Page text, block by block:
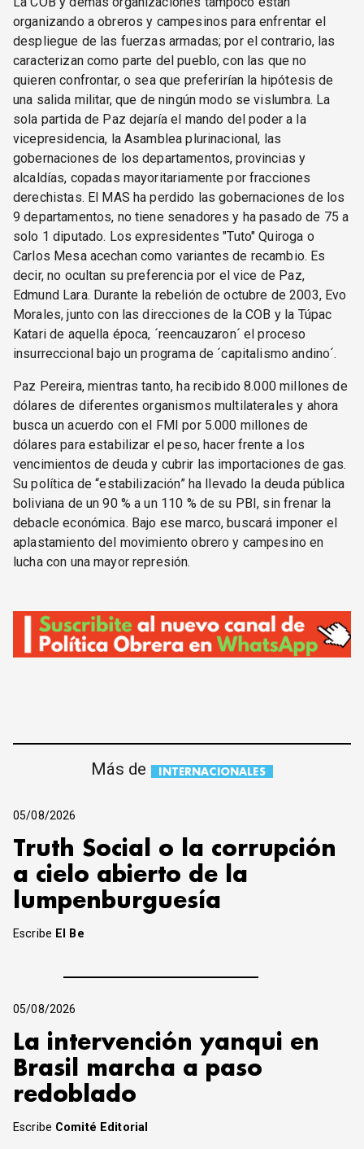
organizando a obreros y campesinos para enfrentar el
despliegue de las fuerzas armadas; por el contrario, las
caracterizan como parte del pueblo, con las que no
quieren confrontar, o sea que preferirían la hipótesis de
una salida militar, que de ningún modo se vislumbra. La
sola partida de Paz dejaría el mando del poder a la
vicepresidencia, la Asamblea plurinacional, las
gobernaciones de los departamentos, provincias y
alcaldías, copadas mayoritariamente por fracciones
derechistas. El MAS ha perdido las gobernaciones de los
9 departamentos, no tiene senadores y ha pasado de 75 a
solo 1 diputado. Los expresidentes "Tuto" Quiroga o
Carlos Mesa acechan como variantes de recambio. Es
decir, no ocultan su preferencia por el vice de Paz,
Edmund Lara. Durante la rebelión de octubre de 2003, Evo
Morales, junto con las direcciones de la COB y la Túpac
Katari de aquella época, ´reencauzaron´ el proceso
insurreccional bajo un programa de ´capitalismo andino´.
Paz Pereira, mientras tanto, ha recibido 8.000 millones de
dólares de diferentes organismos multilaterales y ahora
busca un acuerdo con el FMI por 5.000 millones de
dólares para estabilizar el peso, hacer frente a los
vencimientos de deuda y cubrir las importaciones de gas.
Su política de “estabilización” ha llevado la deuda pública
boliviana de un 90 % a un 110 % de su PBI, sin frenar la
debacle económica. Bajo ese marco, buscará imponer el
aplastamiento del movimiento obrero y campesino en
lucha con una mayor represión.
Más de INTERNACIONALES
05/08/2026
Truth Social o la corrupción
a cielo abierto de la
lumpenburguesía
Escribe El Be
05/08/2026
La intervención yanqui en
Brasil marcha a paso
redoblado
Escribe Comité Editorial